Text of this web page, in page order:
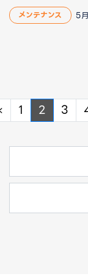
メンテナンス 5
Previous
1 2 3